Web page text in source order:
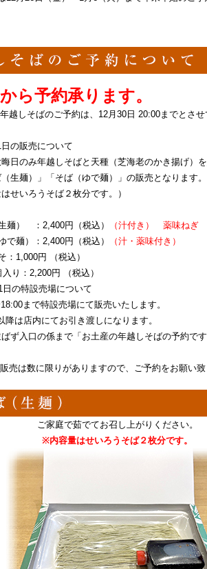
ら予約承ります。
越しそばのご予約は、12月30日 20:00までとさせ
の販売について
日のみ年越しそばと天種（芝海老のかき揚げ）を
生麺）」「そば（ゆで麺）」の販売となります。
はせいろうそば２枚分です。）
麺） ：2,400円（税込）
（汁付き） 薬味ねぎ
で麺）：2,400円（税込）
（汁・薬味付き）
：1,000円 （税込）
り：2,200円 （税込）
の特設売場について
まで特設売場にて販売いたします。
は店内にてお引き渡しになります。
ず入口の係まで「お土産の年越しそばの予約です
売は数に限りがありますので、ご予約をお願い致
ご家庭で茹でてお召し上がりください。
※内容量はせいろうそば２枚分です。